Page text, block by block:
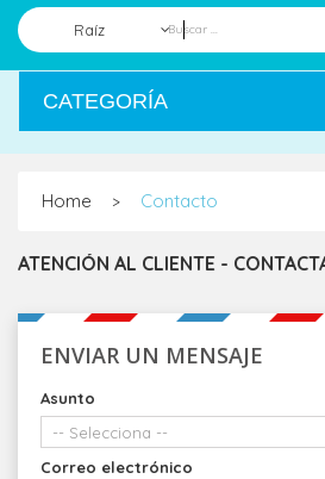
Raíz
CATEGORÍA
Home > Contacto
ATENCIÓN AL CLIENTE -
ENVIAR UN MENSAJE
Asunto
Correo electrónico